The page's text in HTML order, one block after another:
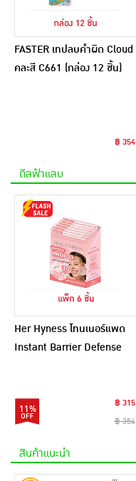
FASTER เทปลบคำผิด Cloud
คละสี C661 (กล่อง 12 ชิ้น)
฿ 354
ดีลฟ้าแลบ
Her Hyness โทนเนอร์แพด
Instant Barrier Defense
11%
฿ 315
฿ 354
สินค้าแนะนำ